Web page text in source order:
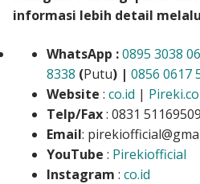
informasi lebih detail
WhatsApp :0895 3038
8338 (Putu) | 0856 0617
Website : co.id |
Telp/Fax: 0831 51169509
Email:
YouTube : Pirekiofficial
Instagram : co.id